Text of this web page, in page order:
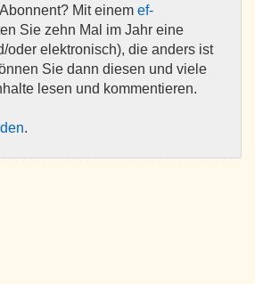
Mit einem ef-
Sie zehn Mal im Jahr eine
oder elektronisch), die anders ist
Sie dann diesen und viele
lesen und kommentieren.
.